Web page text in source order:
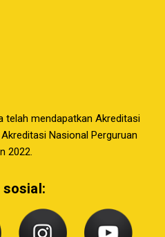
telah mendapatkan Akreditasi
Nasional Perguruan
2022.
sosial: